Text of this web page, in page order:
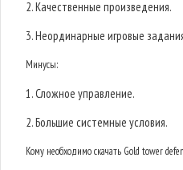
2. Качественные произведения.
3. Неординарные игровые
Минусы:
1. Сложное управление.
2. Большие системные условия.
Кому необходимо скачать Gold tower